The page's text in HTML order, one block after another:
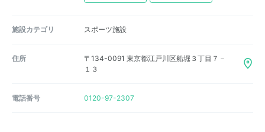
施設カテゴリ スポーツ施設
住所
〒134-0091 東京都江戸川区船堀３丁目７－
１３
電話番号 0120-97-2307